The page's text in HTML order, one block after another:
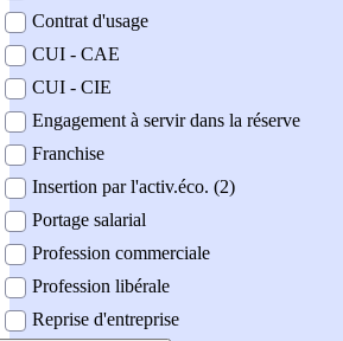
Contrat d'usage
CUI - CAE
CUI - CIE
Engagement à servir dans la réserve
Franchise
Insertion par l'activ.éco. (2)
Portage salarial
Profession commerciale
Profession libérale
Reprise d'entreprise